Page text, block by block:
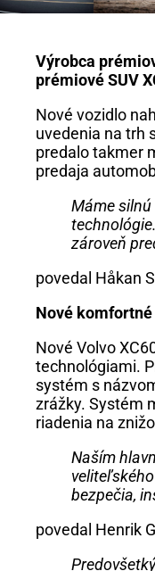
Výrobca
prémiové SUV
Nové vozidlo
uvedenia na trh
predalo takmer
predaja
Máme silnú
zároveň
povedal Håkan
Nové
Nové Volvo
technológiami.
systém s
zrážky. Systém
riadenia na
Naším
bezpečia,
povedal Henrik